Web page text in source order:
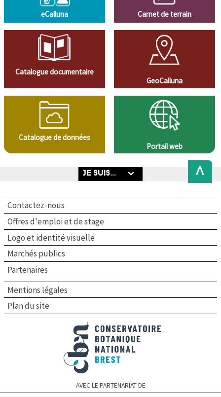
eCalluna Carnet de terrain
Catalogue documentaire
GeoCalluna
Catalogue de données
Portail web
Conservatoire botanique national de Brest
AVEC LE PARTENARIAT DE
Contactez-nous
Offres d'emploi et de stage
Logo et identité visuelle
Marchés publics
Partenaires
Mentions légales
Plan du site
Back
to
Top